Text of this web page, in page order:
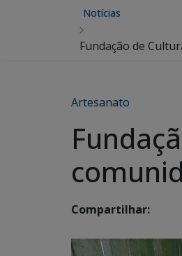
Notícias
Fundação de
Artesanato
Compartilhar: